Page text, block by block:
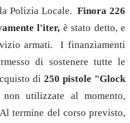
la Polizia Locale.Finora 226
l'iter, è stato detto, e
armati. I finanziamenti
di sostenere tutte le
di 250 pistole "Glock
utilizzate al momento,
termine del corso previsto,